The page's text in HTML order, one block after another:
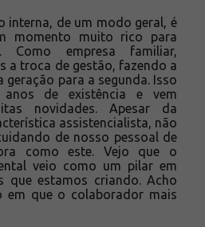
interna, de um modo geral, é
momento muito rico para
Como empresa familiar,
a troca de gestão, fazendo a
geração para a segunda. Isso
de existência e vem
novidades. Apesar da
assistencialista, não
de nosso pessoal de
como este. Vejo que o
veio como um pilar em
que estamos criando. Acho
em que o colaborador mais